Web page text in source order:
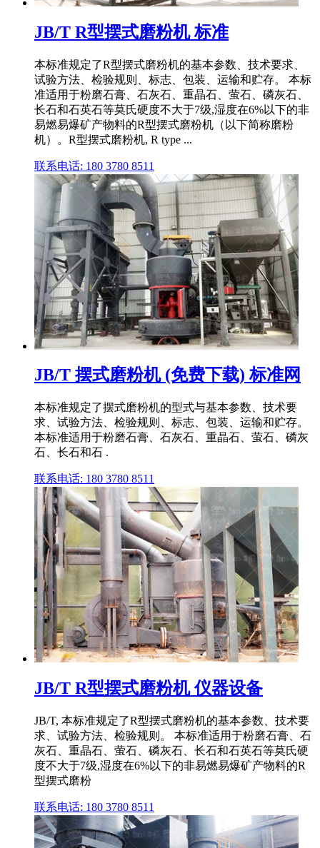
JB/T R型摆式磨粉机 标准
本标准规定了R型摆式磨粉机的基本参数、技术要求、
试验方法、检验规则、标志、包装、运输和贮存。 本标
准适用于粉磨石膏、石灰石、重晶石、萤石、磷灰石、
长石和石英石等莫氏硬度不大于7级,湿度在6%以下的非
易燃易爆矿产物料的R型摆式磨粉机（以下简称磨粉
机）。R型摆式磨粉机, R type ...
联系电话: 180 3780 8511
JB/T 摆式磨粉机 (免费下载) 标准网
本标准规定了摆式磨粉机的型式与基本参数、技术要
求、试验方法、检验规则、标志、包装、运输和贮存。
本标准适用于粉磨石膏、石灰石、重晶石、萤石、磷灰
石、长石和石 .
联系电话: 180 3780 8511
JB/T R型摆式磨粉机 仪器设备
JB/T, 本标准规定了R型摆式磨粉机的基本参数、技术要
求、试验方法、检验规则。 本标准适用于粉磨石膏、石
灰石、重晶石、萤石、磷灰石、长石和石英石等莫氏硬
度不大于7级,湿度在6%以下的非易燃易爆矿产物料的R
型摆式磨粉
联系电话: 180 3780 8511